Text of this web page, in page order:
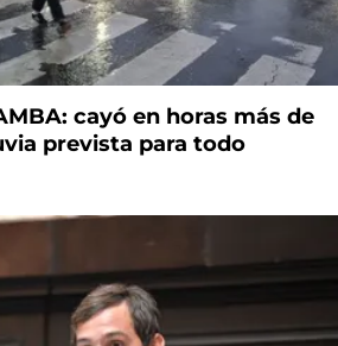
cayó en horas más de
prevista para todo